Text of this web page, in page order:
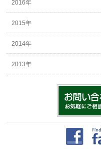
2016年
2015年
2014年
2013年